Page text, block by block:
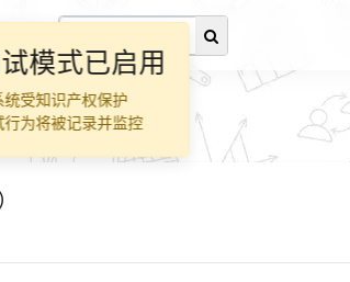
模式已启用
统受知识产权保护
行为将被记录并监控